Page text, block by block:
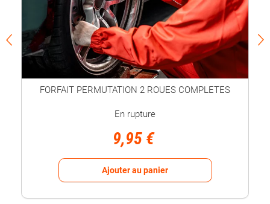
FORFAIT PERMUTATION 2 ROUES COMPLETES
En rupture
9,95 €
Ajouter au panier